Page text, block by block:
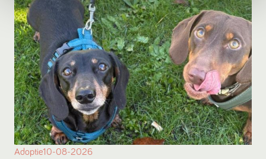
Adoptie10-08-2026